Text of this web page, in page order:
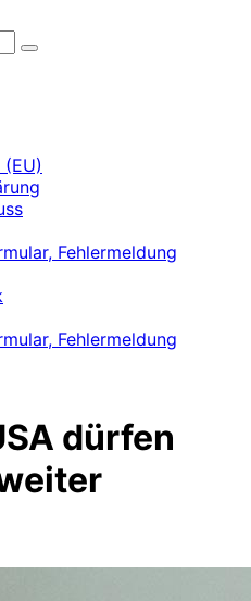
Fehlermeldung
Fehlermeldung
dürfen